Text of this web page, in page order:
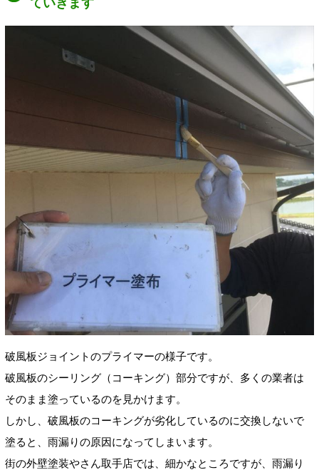
破風板ジョイントのプライマーの様子です。
破風板のシーリング（コーキング）部分ですが、多くの業者は
そのまま塗っているのを見かけます。
しかし、破風板のコーキングが劣化しているのに交換しないで
塗ると、雨漏りの原因になってしまいます。
街の外壁塗装やさん取手店では、細かなところですが、雨漏り